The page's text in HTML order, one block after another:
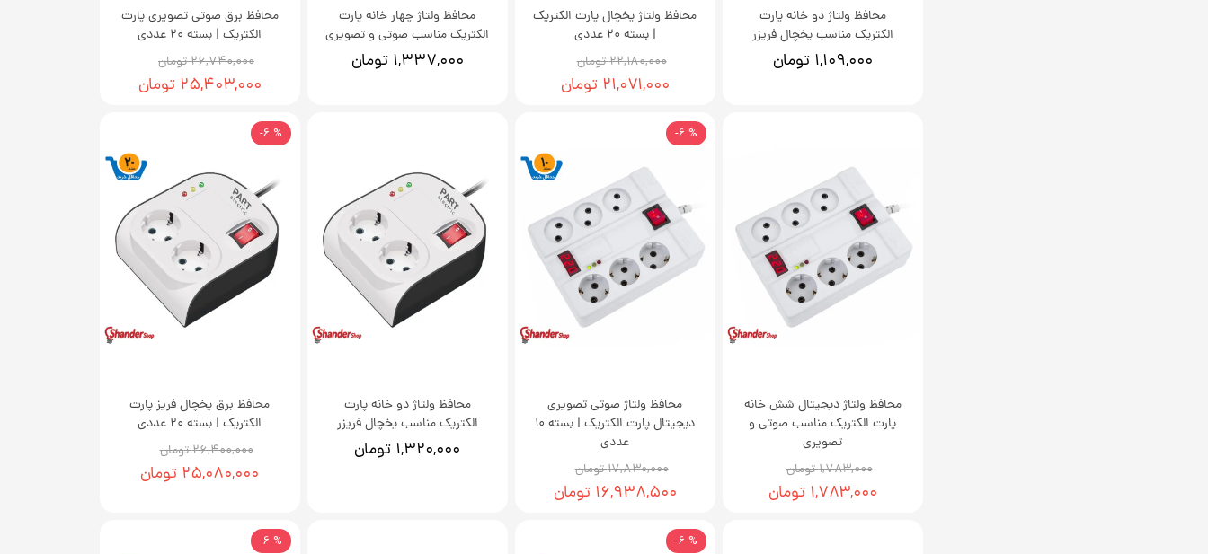
محافظ ولتاژ دو خانه پارت
الکتریک مناسب یخچال فریزر
۱,۱۰۹,۰۰۰ تومان
محافظ ولتاژ یخچال پارت الکتریک
| بسته 20 عددی
۲۲,۱۸۰,۰۰۰ تومان
۲۱,۰۷۱,۰۰۰ تومان
محافظ ولتاژ چهار خانه پارت
الکتریک مناسب صوتی و تصویری
۱,۳۳۷,۰۰۰ تومان
محافظ برق صوتی تصویری پارت
الکتریک | بسته 20 عددی
۲۶,۷۴۰,۰۰۰ تومان
۲۵,۴۰۳,۰۰۰ تومان
محافظ ولتاژ دیجیتال شش خانه
پارت الکتریک مناسب صوتی و
تصویری
۱,۷۸۳,۰۰۰ تومان
۱,۷۸۳,۰۰۰ تومان
محافظ ولتاژ صوتی تصویری
دیجیتال پارت الکتریک | بسته 10
عددی
۱۷,۸۳۰,۰۰۰ تومان
۱۶,۹۳۸,۵۰۰ تومان
% 6-
محافظ ولتاژ دو خانه پارت
الکتریک مناسب یخچال فریزر
۱,۳۲۰,۰۰۰ تومان
محافظ برق یخچال فریز پارت
الکتریک | بسته 20 عددی
۲۶,۴۰۰,۰۰۰ تومان
۲۵,۰۸۰,۰۰۰ تومان
% 6-
% 6-
% 6-